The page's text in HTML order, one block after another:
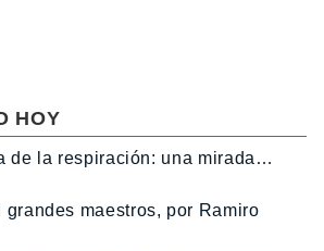
HOY
de la respiración: una mirada…
grandes maestros, por Ramiro